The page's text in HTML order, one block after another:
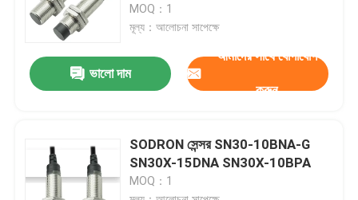
আমাদের সাথে যোগাযোগ
খবর
একটি উদ্ধৃতি অনুরোধ করুন
বায়ুসংক্রান্ত পাইপ ফিটিং
MOQ：1
মূল্য：আলোচনা সাপেক্ষে
ভালো দাম
আমাদের সাথে যোগাযোগ
করুন
SODRON সেন্সর SN30-10BNA-G
SN30X-15DNA SN30X-10BPA
MOQ：1